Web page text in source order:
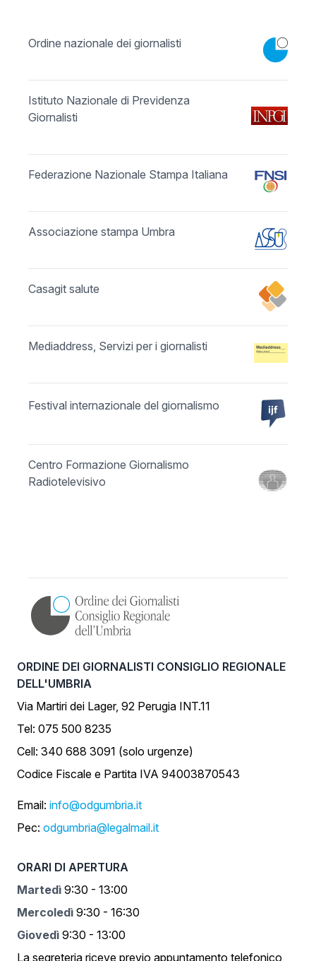
Ordine nazionale dei giornalisti
Istituto Nazionale di Previdenza
Giornalisti
Federazione Nazionale Stampa Italiana
Associazione stampa Umbra
Casagit salute
Mediaddress, Servizi per i giornalisti
Festival internazionale del giornalismo
Centro Formazione Giornalismo
Radiotelevisivo
ORDINE DEI GIORNALISTI CONSIGLIO REGIONALE
DELL'UMBRIA
Via Martiri dei Lager, 92 Perugia INT.11
Tel: 075 500 8235
Cell: 340 688 3091 (solo urgenze)
Codice Fiscale e Partita IVA 94003870543
Email: info@odgumbria.it
Pec: odgumbria@legalmail.it
ORARI DI APERTURA
Martedì 9:30 - 13:00
Mercoledì 9:30 - 16:30
Giovedì 9:30 - 13:00
La segreteria riceve previo appuntamento telefonico